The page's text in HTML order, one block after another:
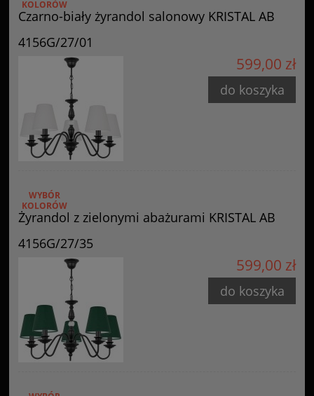
Czarno-biały żyrandol salonowy KRISTAL AB
4156G/27/01
KOLORÓW
599,00 zł
do koszyka
Żyrandol z zielonymi abażurami KRISTAL AB
4156G/27/35
WYBÓR
KOLORÓW
599,00 zł
do koszyka